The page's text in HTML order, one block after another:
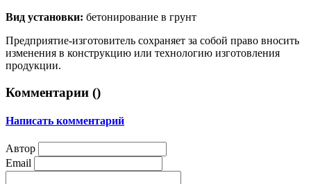
Вид установки: бетонирование в грунт
Предприятие-изготовитель сохраняет за собой право вносить
изменения в конструкцию или технологию изготовления
продукции.
Комментарии ()
Написать комментарий
Автор
Email